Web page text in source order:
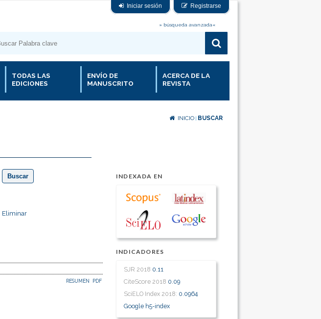
Iniciar sesión Registrarse
» búsqueda avanzada«
TODAS LAS
EDICIONES
ENVÍO DE
MANUSCRITO
ACERCA DE LA
REVISTA
INICIO BUSCAR
INDEXADA EN
INDICADORES
SJR 2018 0.11
CiteScore 2018 0.09
SciELO Index 2018: 0.0964
Google h5-index
Eliminar
RESUMEN PDF